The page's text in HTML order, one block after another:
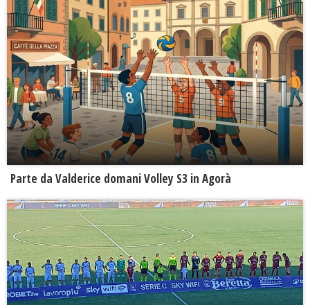
Parte da Valderice domani Volley S3 in Agorà